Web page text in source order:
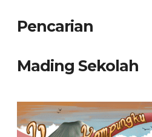
Pencarian
Mading Sekolah